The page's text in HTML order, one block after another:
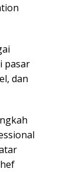
pasar
dan